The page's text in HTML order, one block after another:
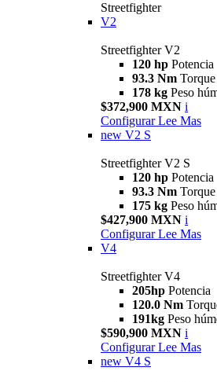
Streetfighter
V2
Streetfighter V2
120 hp Potencia
93.3 Nm Torque
178 kg Peso
$372,900 MXN i
Configurar Lee Mas
new V2 S
Streetfighter V2 S
120 hp Potencia
93.3 Nm Torque
175 kg Peso
$427,900 MXN i
Configurar Lee Mas
V4
Streetfighter V4
205hp Potencia
120.0 Nm
191kg Peso
$590,900 MXN i
Configurar Lee Mas
new V4 S